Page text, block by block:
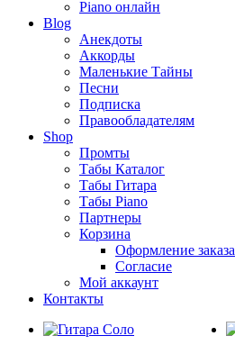
Piano онлайн
Blog
Анекдоты
Аккорды
Маленькие Тайны
Песни
Подписка
Правообладателям
Shop
Промты
Табы Каталог
Табы Гитара
Табы Piano
Партнеры
Корзина
Оформление заказа
Согласие
Мой аккаунт
Контакты